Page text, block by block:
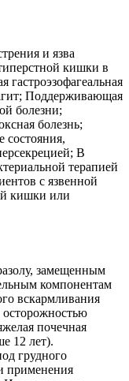
и язва
кишки в
гастроэзофагеальная
Поддерживающая
болезни;
болезнь;
состояния,
В
терапией
с язвенной
кишки или
замещенным
компонентам
вскармливания
осторожностью
почечная
12 лет).
грудного
применения